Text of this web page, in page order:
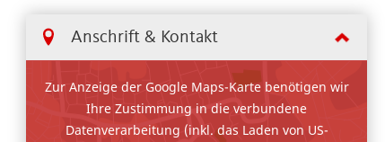
Anschrift & Kontakt
Zur Anzeige der Google Maps-Karte benötigen wir
Ihre Zustimmung in die verbundene
Datenverarbeitung (inkl. das Laden von US-